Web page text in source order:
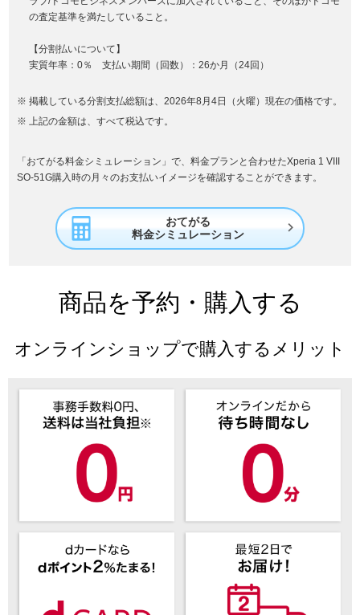
の査定基準を満たしていること。
【分割払いについて】
実質年率：0％ 支払い期間（回数）：26か月（24回）
掲載している分割支払総額は、2026年8月4日（火曜）現在の価格です。
上記の金額は、すべて税込です。
「おてがる料金シミュレーション」で、料金プランと合わせたXperia 1 VIII
SO-51G購入時の月々のお支払いイメージを確認することができます。
おてがる
料金シミュレーション

商品を予約・購入する
オンラインショップで購入するメリット